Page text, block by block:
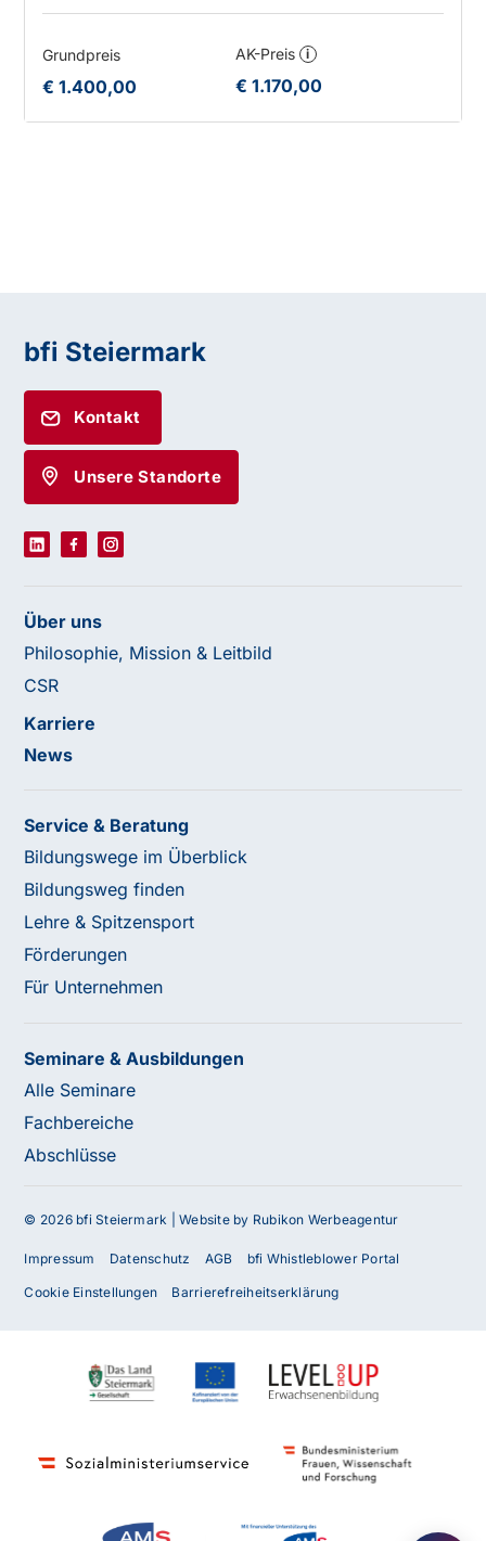
Unterstützung?
Grundpreis
€ 1.400,00
AK-Preis i
€ 1.170,00
bfi Steiermark
Kontakt
Unsere Standorte
Über uns
Philosophie, Mission & Leitbild
CSR
Karriere
News
Service & Beratung
Bildungswege im Überblick
Bildungsweg finden
Lehre & Spitzensport
Förderungen
Für Unternehmen
Seminare & Ausbildungen
Alle Seminare
Fachbereiche
Abschlüsse
© 2026 bfi Steiermark |Website by Rubikon Werbeagentur
Impressum Datenschutz AGB bfi Whistleblower Portal
Cookie Einstellungen Barrierefreiheitserklärung